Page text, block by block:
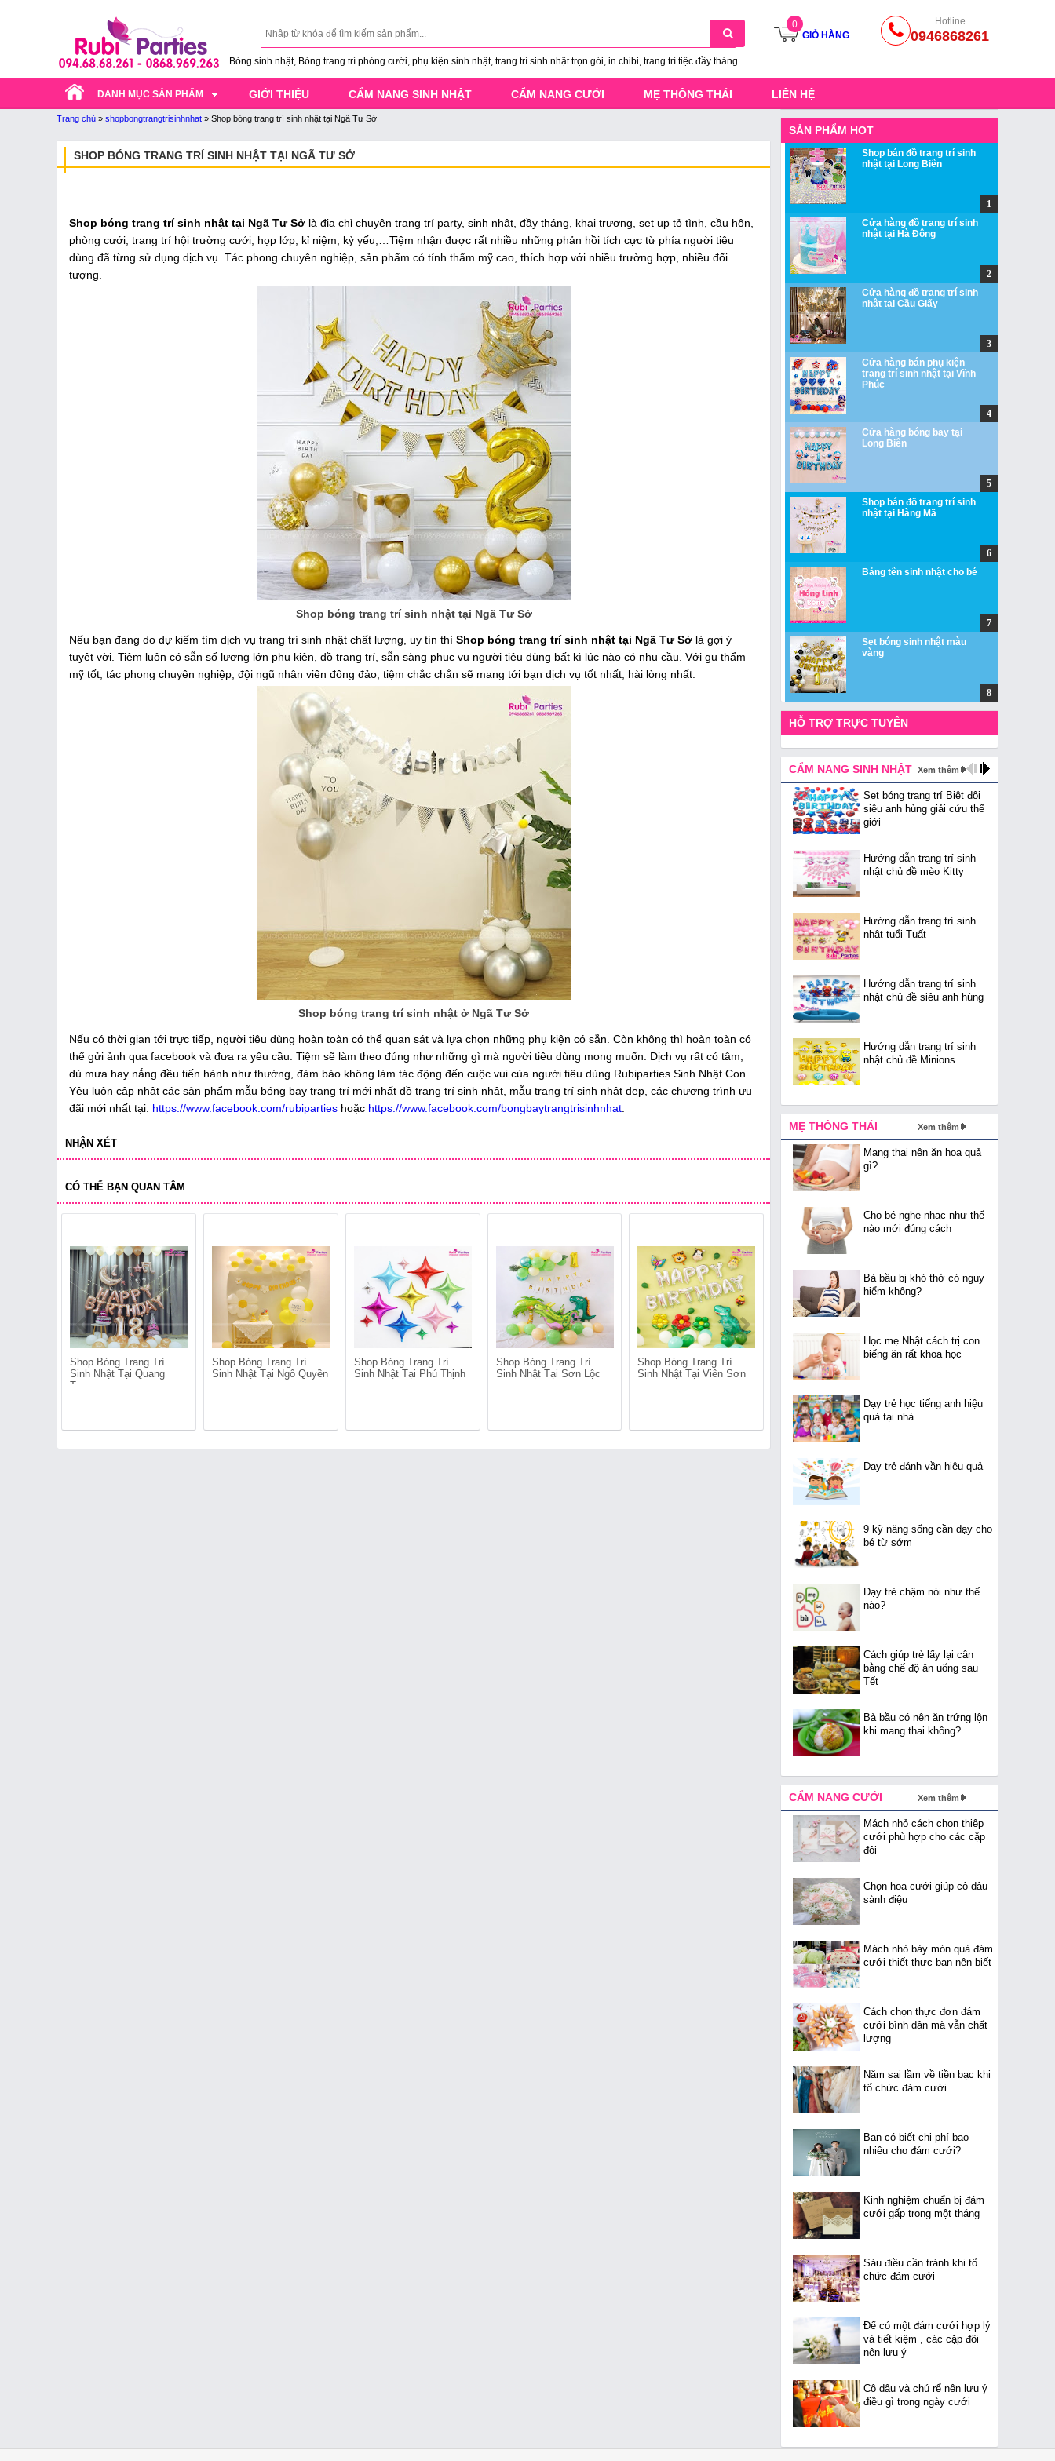
Bóng sinh nhật, Bóng trang trí phòng cưới, phụ kiện sinh nhật, trang trí sinh nhật trọn gói, in chibi, trang trí tiệc đầy tháng...
0
GIỎ HÀNG
Hotline
0946868261
DANH MỤC SẢN PHẨM GIỚI THIỆU CẨM NANG SINH NHẬT CẨM NANG CƯỚI MẸ THÔNG THÁI LIÊN HỆ
Trang chủ » shopbongtrangtrisinhnhat » Shop bóng trang trí sinh nhật tại Ngã Tư Sở
SHOP BÓNG TRANG TRÍ SINH NHẬT TẠI NGÃ TƯ SỞ
Shop bóng trang trí sinh nhật tại Ngã Tư Sở là địa chỉ chuyên trang trí party, sinh nhật, đầy tháng, khai trương, set up tỏ tình, cầu hôn,
phòng cưới, trang trí hội trường cưới, họp lớp, kỉ niệm, kỷ yếu,…Tiệm nhận được rất nhiều những phản hồi tích cực từ phía người tiêu
dùng đã từng sử dụng dịch vụ. Tác phong chuyên nghiệp, sản phẩm có tính thẩm mỹ cao, thích hợp với nhiều trường hợp, nhiều đối
tượng.
Shop bóng trang trí sinh nhật tại Ngã Tư Sở
Nếu bạn đang do dự kiếm tìm dịch vụ trang trí sinh nhật chất lượng, uy tín thì Shop bóng trang trí sinh nhật tại Ngã Tư Sở là gợi ý
tuyệt vời. Tiệm luôn có sẵn số lượng lớn phụ kiện, đồ trang trí, sẵn sàng phục vụ người tiêu dùng bất kì lúc nào có nhu cầu. Với gu thẩm
mỹ tốt, tác phong chuyên nghiệp, đội ngũ nhân viên đông đảo, tiệm chắc chắn sẽ mang tới bạn dịch vụ tốt nhất, hài lòng nhất.
Shop bóng trang trí sinh nhật ở Ngã Tư Sở
Nếu có thời gian tới trực tiếp, người tiêu dùng hoàn toàn có thể quan sát và lựa chọn những phụ kiện có sẵn. Còn không thì hoàn toàn có
thể gửi ảnh qua facebook và đưa ra yêu cầu. Tiệm sẽ làm theo đúng như những gì mà người tiêu dùng mong muốn. Dịch vụ rất có tâm,
dù mưa hay nắng đều tiến hành như thường, đảm bảo không làm tác động đến cuộc vui của người tiêu dùng.Rubiparties Sinh Nhật Con
Yêu luôn cập nhật các sản phẩm mẫu bóng bay trang trí mới nhất đồ trang trí sinh nhật, mẫu trang trí sinh nhật đẹp, các chương trình ưu
đãi mới nhất tại: https://www.facebook.com/rubiparties hoặc https://www.facebook.com/bongbaytrangtrisinhnhat
NHẬN XÉT
CÓ THỂ BẠN QUAN TÂM
Shop Bóng Trang Trí
Sinh Nhật Tại Quang
Trung
Shop Bóng Trang Trí
Sinh Nhật Tại Ngô Quyền
Shop Bóng Trang Trí
Sinh Nhật Tại Phú Thịnh
Shop Bóng Trang Trí
Sinh Nhật Tại Sơn Lộc
Shop Bóng Trang Trí
Sinh Nhật Tại Viên Sơn
Shop Bóng Trang Trí
Sinh Nhật Tại Ngô Thì
Shop Bóng Trang Trí
SẢN PHẨM HOT
Shop bán đồ trang trí sinh
nhật tại Long Biên
Cửa hàng đồ trang trí sinh
nhật tại Hà Đông
Cửa hàng đồ trang trí sinh
nhật tại Cầu Giấy
Cửa hàng bán phụ kiện
trang trí sinh nhật tại Vĩnh
Phúc
Cửa hàng bóng bay tại
Long Biên
Shop bán đồ trang trí sinh
nhật tại Hàng Mã
Bảng tên sinh nhật cho bé
Set bóng sinh nhật màu
vàng
HỖ TRỢ TRỰC TUYẾN
CẨM NANG SINH NHẬT Xem thêm
Set bóng trang trí Biệt đội
siêu anh hùng giải cứu thế
giới
Hướng dẫn trang trí sinh
nhật chủ đề mèo Kitty
Hướng dẫn trang trí sinh
nhật tuổi Tuất
Hướng dẫn trang trí sinh
nhật chủ đề siêu anh hùng
Hướng dẫn trang trí sinh
nhật chủ đề Minions
MẸ THÔNG THÁI Xem thêm
Mang thai nên ăn hoa quả
gì?
Cho bé nghe nhạc như thế
nào mới đúng cách
Bà bầu bị khó thở có nguy
hiểm không?
Học mẹ Nhật cách trị con
biếng ăn rất khoa học
Dạy trẻ học tiếng anh hiệu
quả tại nhà
Dạy trẻ đánh vần hiệu quả
9 kỹ năng sống cần dạy cho
bé từ sớm
Dạy trẻ chậm nói như thế
nào?
Cách giúp trẻ lấy lại cân
bằng chế độ ăn uống sau
Tết
Bà bầu có nên ăn trứng lộn
khi mang thai không?
CẨM NANG CƯỚI Xem thêm
Mách nhỏ cách chọn thiệp
cưới phù hợp cho các cặp
đôi
Chọn hoa cưới giúp cô dâu
sành điệu
Mách nhỏ bảy món quà đám
cưới thiết thực bạn nên biết
Cách chọn thực đơn đám
cưới bình dân mà vẫn chất
lượng
Năm sai lầm về tiền bạc khi
tổ chức đám cưới
Bạn có biết chi phí bao
nhiêu cho đám cưới?
Kinh nghiệm chuẩn bị đám
cưới gấp trong một tháng
Sáu điều cần tránh khi tổ
chức đám cưới
Để có một đám cưới hợp lý
và tiết kiệm , các cặp đôi
nên lưu ý
Cô dâu và chú rể nên lưu ý
điều gì trong ngày cưới